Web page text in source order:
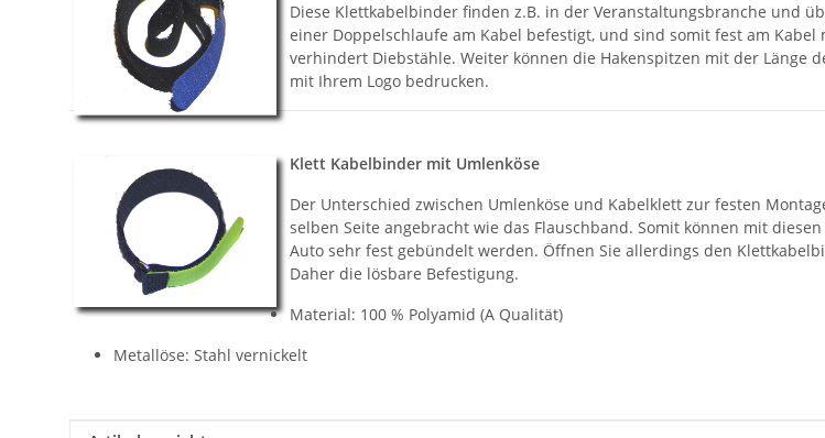
Diese Klettkabelbinder finden z.B. in der Veranstaltungsbranche und
einer Doppelschlaufe am Kabel befestigt, und sind somit fest am
verhindert Diebstähle. Weiter können die Hakenspitzen mit der
mit Ihrem Logo bedrucken.
Klett Kabelbinder mit Umlenköse
Der Unterschied zwischen Umlenköse und Kabelklett zur festen
selben Seite angebracht wie das Flauschband. Somit können mit
Auto sehr fest gebündelt werden. Öffnen Sie allerdings den
Daher die lösbare Befestigung.
Material: 100 % Polyamid (A Qualität)
Metallöse: Stahl vernickelt